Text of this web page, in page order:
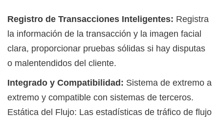
Registro de Transacciones Inteligentes: Registra
la información de la transacción y la imagen facial
clara, proporcionar pruebas sólidas si hay disputas
o malentendidos del cliente.
Integrado y Compatibilidad: Sistema de extremo a
extremo y compatible con sistemas de terceros.
Estática del Flujo: Las estadísticas de tráfico de flujo